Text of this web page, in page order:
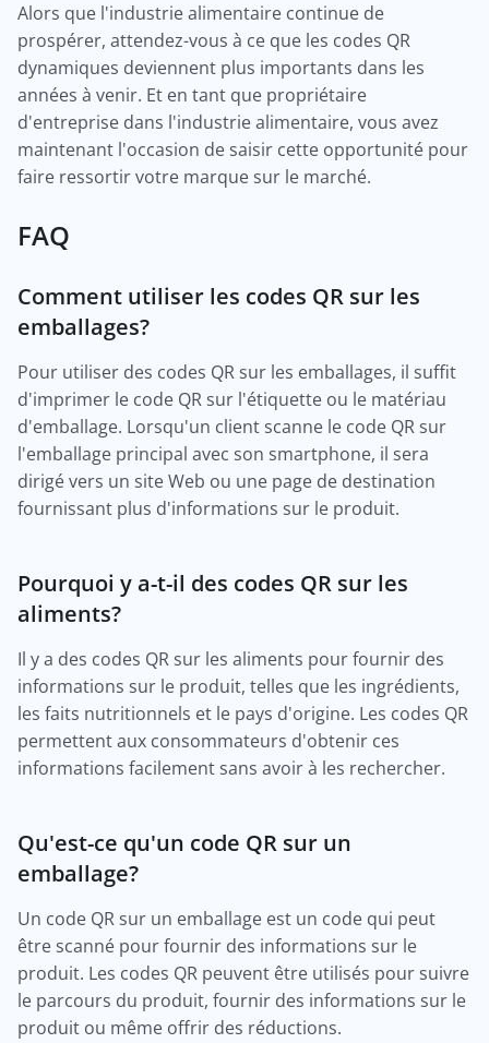
Alors que l'industrie alimentaire continue de
prospérer, attendez-vous à ce que les codes QR
dynamiques deviennent plus importants dans les
années à venir. Et en tant que propriétaire
d'entreprise dans l'industrie alimentaire, vous avez
maintenant l'occasion de saisir cette opportunité pour
faire ressortir votre marque sur le marché.
FAQ
Comment utiliser les codes QR sur les
emballages?
Pour utiliser des codes QR sur les emballages, il suffit
d'imprimer le code QR sur l'étiquette ou le matériau
d'emballage. Lorsqu'un client scanne le code QR sur
l'emballage principal avec son smartphone, il sera
dirigé vers un site Web ou une page de destination
fournissant plus d'informations sur le produit.
Pourquoi y a-t-il des codes QR sur les
aliments?
Il y a des codes QR sur les aliments pour fournir des
informations sur le produit, telles que les ingrédients,
les faits nutritionnels et le pays d'origine. Les codes QR
permettent aux consommateurs d'obtenir ces
informations facilement sans avoir à les rechercher.
Qu'est-ce qu'un code QR sur un
emballage?
Un code QR sur un emballage est un code qui peut
être scanné pour fournir des informations sur le
produit. Les codes QR peuvent être utilisés pour suivre
le parcours du produit, fournir des informations sur le
produit ou même offrir des réductions.